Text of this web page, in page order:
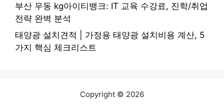
부산 우동 kg아이티뱅크: IT 교육 수강료, 진학/취업
전략 완벽 분석
태양광 설치견적 | 가정용 태양광 설치비용 계산, 5
가지 핵심 체크리스트
Copyright © 2026